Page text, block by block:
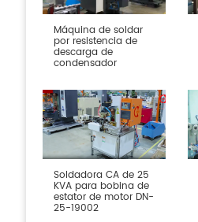
Máquina de soldar
por resistencia de
descarga de
condensador
Soldadora CA de 25
KVA para bobina de
estator de motor DN-
25-19002